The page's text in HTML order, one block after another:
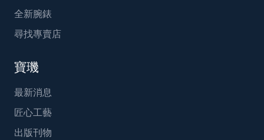
全新腕錶
尋找專賣店
寶璣
最新消息
匠心工藝
出版刊物